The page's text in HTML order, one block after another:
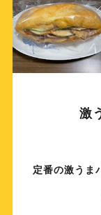
激
定番の激うま